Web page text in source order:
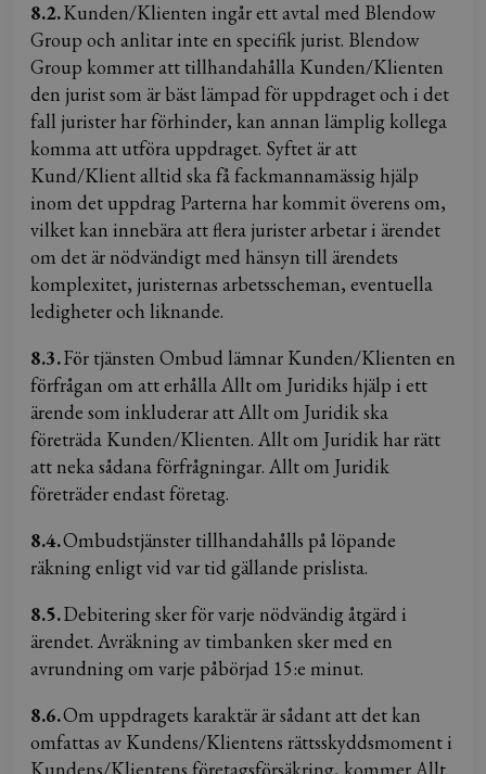
8.2.Kunden/Klienten ingår ett avtal med Blendow
Group och anlitar inte en specifik jurist. Blendow
Group kommer att tillhandahålla Kunden/Klienten
den jurist som är bäst lämpad för uppdraget och i det
fall jurister har förhinder, kan annan lämplig kollega
komma att utföra uppdraget. Syftet är att
Kund/Klient alltid ska få fackmannamässig hjälp
inom det uppdrag Parterna har kommit överens om,
vilket kan innebära att flera jurister arbetar i ärendet
om det är nödvändigt med hänsyn till ärendets
komplexitet, juristernas arbetsscheman, eventuella
ledigheter och liknande.
8.3.För tjänsten Ombud lämnar Kunden/Klienten en
förfrågan om att erhålla Allt om Juridiks hjälp i ett
ärende som inkluderar att Allt om Juridik ska
företräda Kunden/Klienten. Allt om Juridik har rätt
att neka sådana förfrågningar. Allt om Juridik
företräder endast företag.
8.4.Ombudstjänster tillhandahålls på löpande
räkning enligt vid var tid gällande prislista.
8.5.Debitering sker för varje nödvändig åtgärd i
ärendet. Avräkning av timbanken sker med en
avrundning om varje påbörjad 15:e minut.
8.6.Om uppdragets karaktär är sådant att det kan
omfattas av Kundens/Klientens rättsskyddsmoment i